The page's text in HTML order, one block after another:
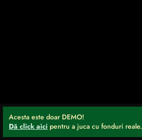
Acesta este doar DEMO!
Dă click aici pentru a juca cu fonduri reale.